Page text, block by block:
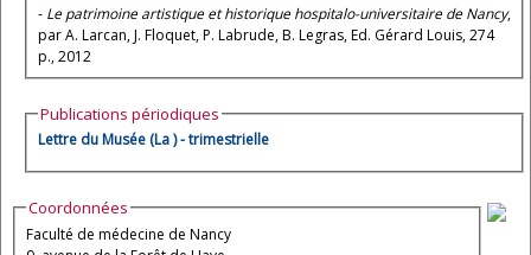
- Le patrimoine artistique et historique hospitalo-universitaire de Nancy,
par A. Larcan, J. Floquet, P. Labrude, B. Legras, Ed. Gérard Louis, 274
p., 2012
Publications périodiques
Lettre du Musée (La ) - trimestrielle
Coordonnées
Faculté de médecine de Nancy